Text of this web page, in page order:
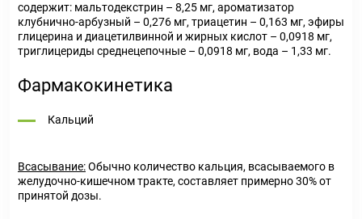
содержит: мальтодекстрин – 8,25 мг, ароматизатор
клубнично-арбузный – 0,276 мг, триацетин – 0,163 мг, эфиры
глицерина и диацетилвинной и жирных кислот – 0,0918 мг,
триглицериды среднецепочные – 0,0918 мг, вода – 1,33 мг.
Фармакокинетика
Кальций
Всасывание:Обычно количество кальция, всасываемого в
желудочно-кишечном тракте, составляет примерно 30% от
принятой дозы.